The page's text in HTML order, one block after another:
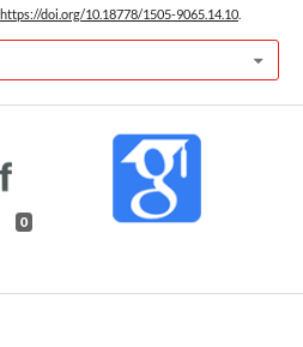
https://doi.org/10.18778/1505-9065.14.10
0